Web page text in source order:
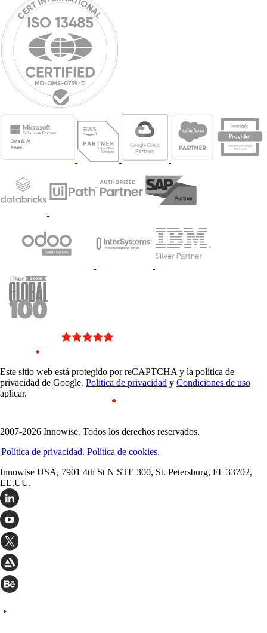
Este sitio web está protegido por reCAPTCHA y la política de
privacidad de Google. Política de privacidad y Condiciones de uso
aplicar.
2007-2026 Innowise. Todos los derechos reservados.
Política de privacidad. Política de cookies.
Innowise USA, 7901 4th St N STE 300, St. Petersburg, FL 33702,
EE.UU.